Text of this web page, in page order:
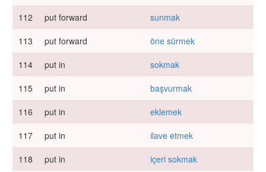
112
put forward
sunmak
113
put forward
öne sürmek
114
put in
sokmak
115
put in
başvurmak
116
put in
eklemek
117
put in
ilave etmek
118
put in
içeri sokmak